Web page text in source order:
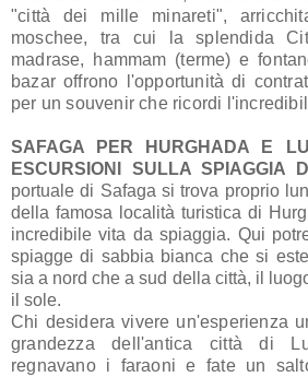
"città dei mille minareti",
moschee, tra cui la splendida
madrase, hammam (terme) e
bazar offrono l'opportunità di
per un souvenir che ricordi
SAFAGA PER HURGHADA E
ESCURSIONI SULLA SPIAGGIA
portuale di Safaga si trova proprio
della famosa località turistica di
incredibile vita da spiaggia. Qui
spiagge di sabbia bianca che si
sia a nord che a sud della città, il
il sole.
Chi desidera vivere un'esperienza
grandezza dell'antica città di
regnavano i faraoni e fate un